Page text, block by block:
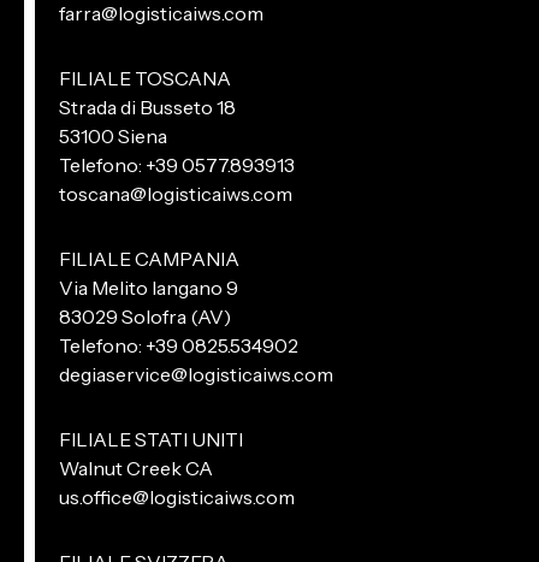
farra@logisticaiws.com
FILIALE TOSCANA
Strada di Busseto 18
53100 Siena
Telefono: +39 0577.893913
toscana@logisticaiws.com
FILIALE CAMPANIA
Via Melito Iangano 9
83029 Solofra (AV)
Telefono: +39 0825.534902
degiaservice@logisticaiws.com
FILIALE STATI UNITI
Walnut Creek CA
us.office@logisticaiws.com